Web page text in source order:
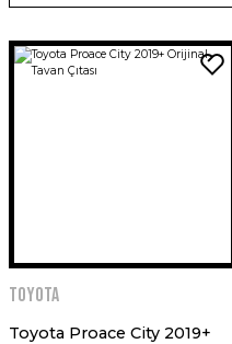
Toyota
Toyota Proace City 2019+